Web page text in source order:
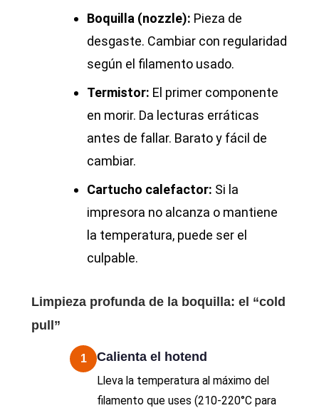
Boquilla (nozzle): Pieza de
desgaste. Cambiar con regularidad
según el filamento usado.
Termistor: El primer componente
en morir. Da lecturas erráticas
antes de fallar. Barato y fácil de
cambiar.
Cartucho calefactor: Si la
impresora no alcanza o mantiene
la temperatura, puede ser el
culpable.
Limpieza profunda de la boquilla: el “cold
pull”
1 Calienta el hotend
Lleva la temperatura al máximo del
filamento que uses (210-220°C para